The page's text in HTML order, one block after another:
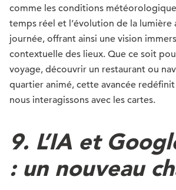
comme les conditions
temps réel et l’évolution de la lumière
journée, offrant ainsi une vision
contextuelle des lieux. Que ce soit
voyage, découvrir un restaurant ou
quartier animé, cette avancée
nous interagissons avec les cartes.
9. L’IA et
: un nouveau